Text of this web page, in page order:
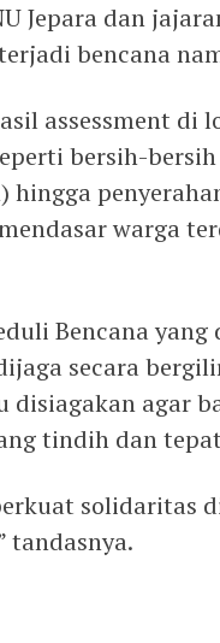
Jepara dan
bencana
assessment
bersih-
hingga
warga
Bencana
secara
disiagakan agar
tindih dan
solidaritas
tandasnya.